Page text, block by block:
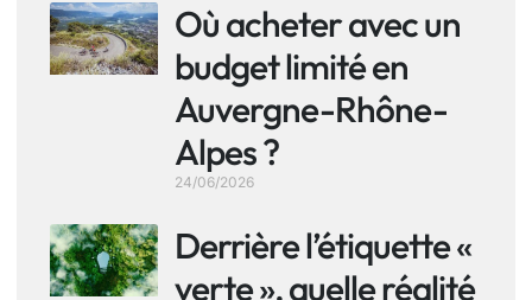
Où acheter avec un
budget limité en
Auvergne-Rhône-
Alpes ?
24/06/2026
Derrière l’étiquette «
verte », quelle réalité